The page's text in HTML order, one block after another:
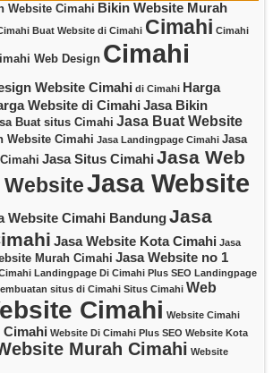
Website Cimahi Bikin Website Murah
Buat Website di Cimahi Cimahi Cimahi
Web Design Cimahi
Website Cimahi di Cimahi Harga
Website di Cimahi Jasa Bikin
Buat situs Cimahi Jasa Buat Website
Website Cimahi Jasa Landingpage Cimahi Jasa
Jasa Situs Cimahi Jasa Web
Jasa Website
Website Cimahi BandungJasa
Jasa Website Kota Cimahi Jasa
Murah Cimahi Jasa Website no 1
Landingpage Di Cimahi Plus SEO Landingpage
situs di Cimahi Situs Cimahi Web
Cimahi Website Cimahi
Cimahi Website Di Cimahi Plus SEO Website Kota
Murah Cimahi Website